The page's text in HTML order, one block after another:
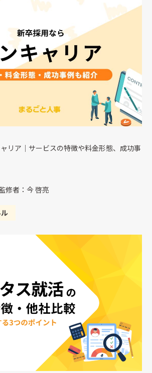
リア｜サービスの特徴や料金形態、成功事
修者：今 啓亮